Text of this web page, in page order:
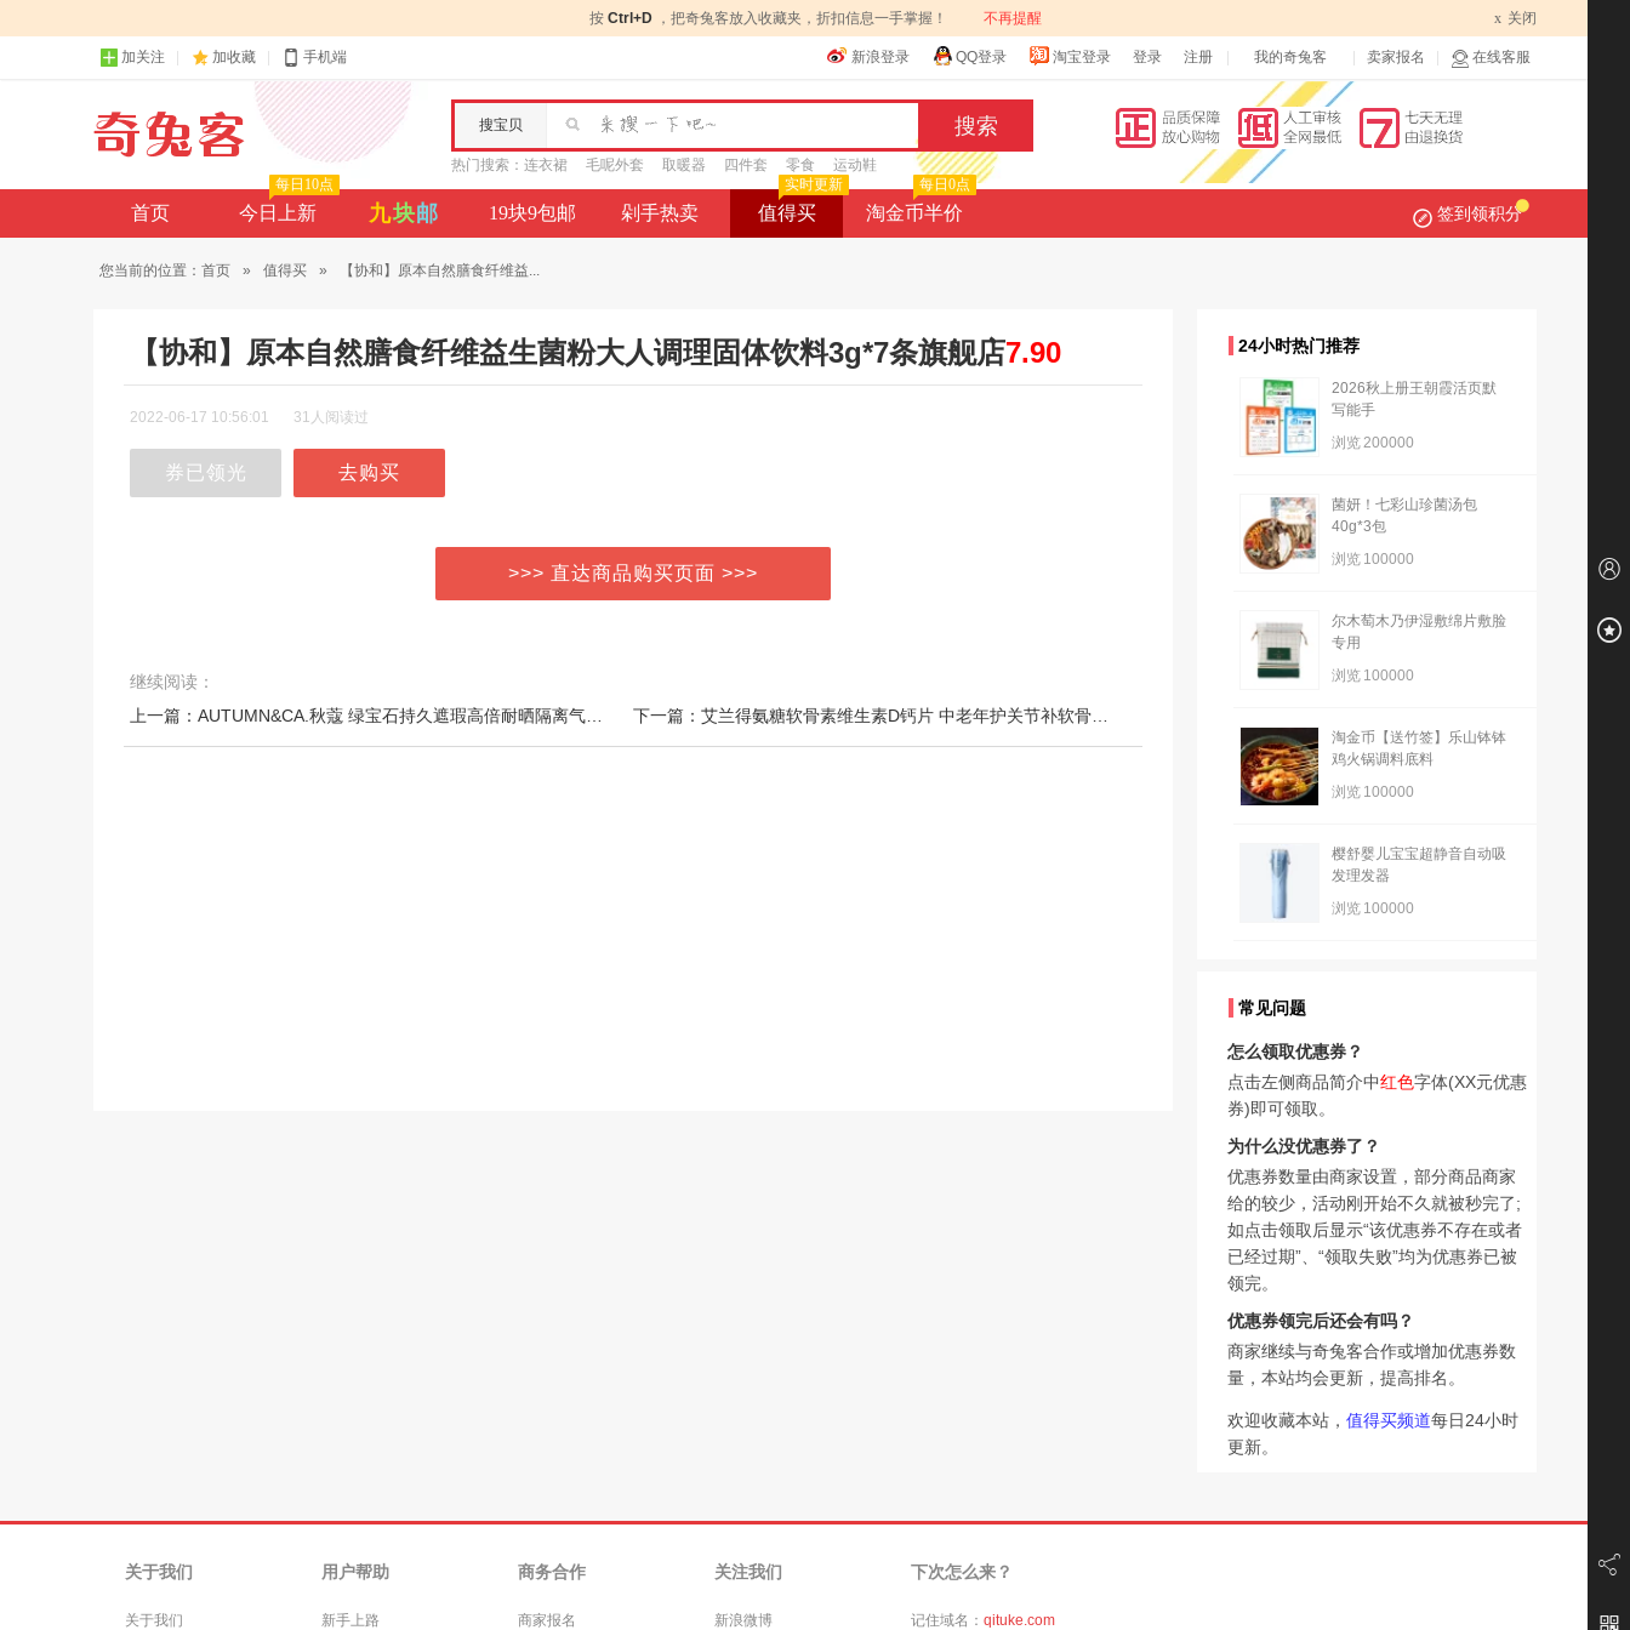
按 Ctrl+D ，把奇兔客放入收藏夹，折扣信息一手掌握！ 不再提醒 x 关闭
加关注 加收藏 手机端 新浪登录 QQ登录 淘宝登录 登录 注册 我的奇兔客 卖家报名 在线客服
搜宝贝
热门搜索： 连衣裙 毛呢外套 取暖器 四件套 零食 运动鞋
首页 今日上新
每日10点
九块邮 19块9包邮 剁手热卖 值得买
实时更新
淘金币半价
每日0点
签到领积分
您当前的位置： 首页 » 值得买 » 【协和】原本自然膳食纤维益...
【协和】原本自然膳食纤维益生菌粉大人调理固体饮料3g*7条旗舰店7.90
2022-06-17 10:56:01 31人阅读过
券已领光 去购买
>>> 直达商品购买页面 >>>
继续阅读：
24小时热门推荐
2026秋上册王朝霞活页默
写能手
浏览200000
菌妍！七彩山珍菌汤包
40g*3包
浏览 100000
尔木萄木乃伊湿敷绵片敷脸
专用
浏览 100000
淘金币【送竹签】乐山钵钵
鸡火锅调料底料
浏览 100000
樱舒婴儿宝宝超静音自动吸
发理发器
浏览 100000
常见问题
怎么领取优惠券？
点击左侧商品简介中红色字体(XX元优惠
券)即可领取。
为什么没优惠券了？
优惠券数量由商家设置，部分商品商家
给的较少，活动刚开始不久就被秒完了;
如点击领取后显示“该优惠券不存在或者
已经过期”、“领取失败”均为优惠券已被
领完。
优惠券领完后还会有吗？
商家继续与奇兔客合作或增加优惠券数
量，本站均会更新，提高排名。
欢迎收藏本站， 值得买频道每日24小时
更新。
关于我们
关于我们
用户帮助
新手上路
商务合作
商家报名
关注我们
新浪微博
下次怎么来？
记住域名： qituke.com